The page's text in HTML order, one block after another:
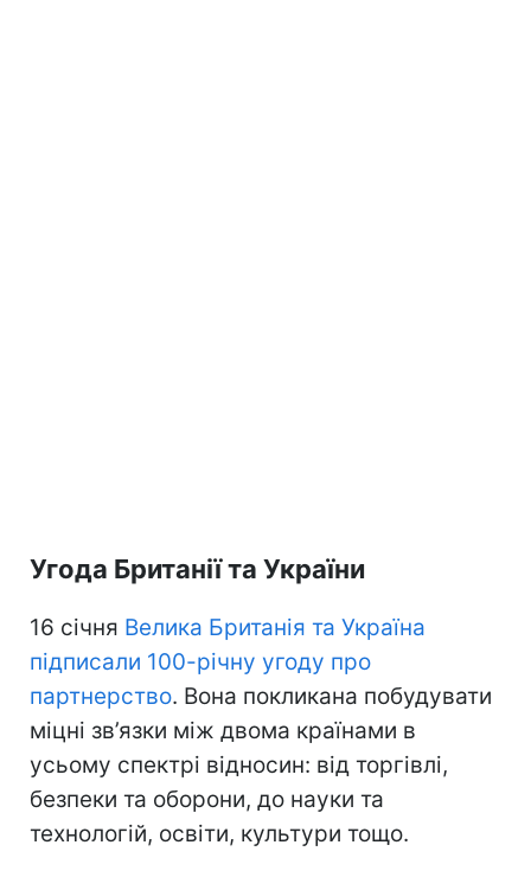
Угода Британії та України
16 січня Велика Британія та Україна
підписали 100-річну угоду про
партнерство. Вона покликана побудувати
міцні зв’язки між двома країнами в
усьому спектрі відносин: від торгівлі,
безпеки та оборони, до науки та
технологій, освіти, культури тощо.